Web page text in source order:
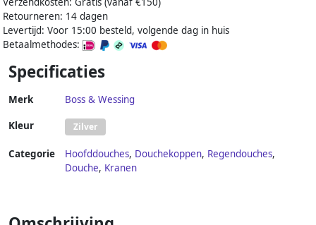
Retourneren: 14 dagen
Levertijd: Voor 15:00 besteld, volgende dag in huis
Betaalmethodes:
Specificaties
Merk Boss & Wessing
Kleur Zilver
Categorie Hoofddouches, Douchekoppen, Regendouches,
Douche, Kranen